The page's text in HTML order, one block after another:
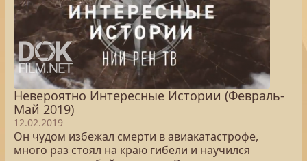
Невероятно Интересные Истории (Февраль-
Май 2019)
12.02.2019
Он чудом избежал смерти в авиакатастрофе,
много раз стоял на краю гибели и научился